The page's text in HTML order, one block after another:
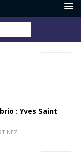
: Yves Saint